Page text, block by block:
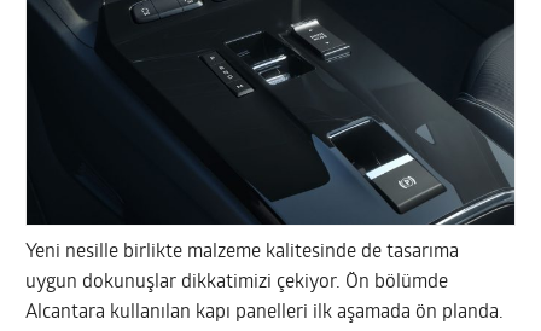
Yeni nesille birlikte malzeme kalitesinde de tasarıma
uygun dokunuşlar dikkatimizi çekiyor. Ön bölümde
Alcantara kullanılan kapı panelleri ilk aşamada ön planda.